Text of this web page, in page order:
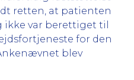
retten, at patienten
ikke var berettiget til
for den
blev